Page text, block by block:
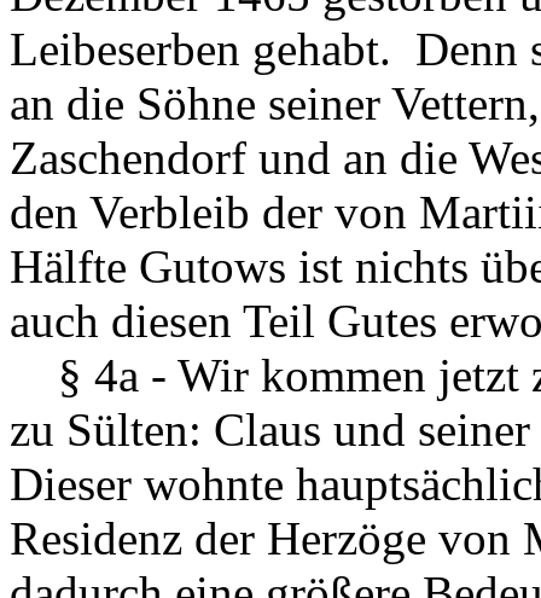
Leibeserben gehabt.
an die Söhne seiner
Zaschendorf und an die
den Verbleib der von
Hälfte Gutows ist nichts
auch diesen Teil Gutes
§ 4a - Wir kommen jetzt
zu Sülten: Claus und
Dieser wohnte
Residenz der Herzöge von